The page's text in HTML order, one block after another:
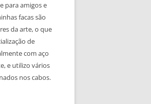
para amigos e
facas são
da arte, o que
de
com aço
e utilizo vários
nos cabos.